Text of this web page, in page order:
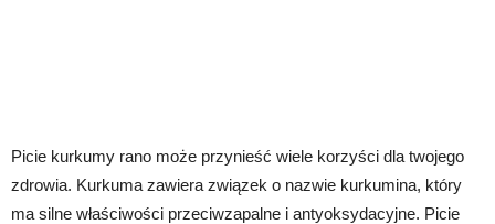
Picie kurkumy rano może przynieść wiele korzyści dla twojego
zdrowia. Kurkuma zawiera związek o nazwie kurkumina, który
ma silne właściwości przeciwzapalne i antyoksydacyjne. Picie